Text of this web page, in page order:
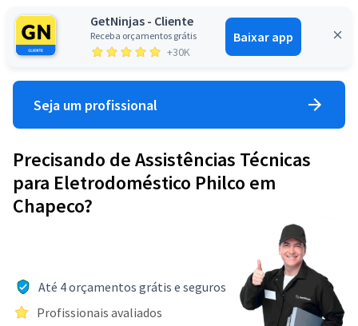
GetNinjas - Cliente
Receba orçamentos grátis
+30K
Baixar app
Entrar
Seja um profissional
Precisando de Assistências Técnicas
para Eletrodoméstico Philco em
Chapeco?
Até 4 orçamentos grátis e seguros
Profissionais avaliados